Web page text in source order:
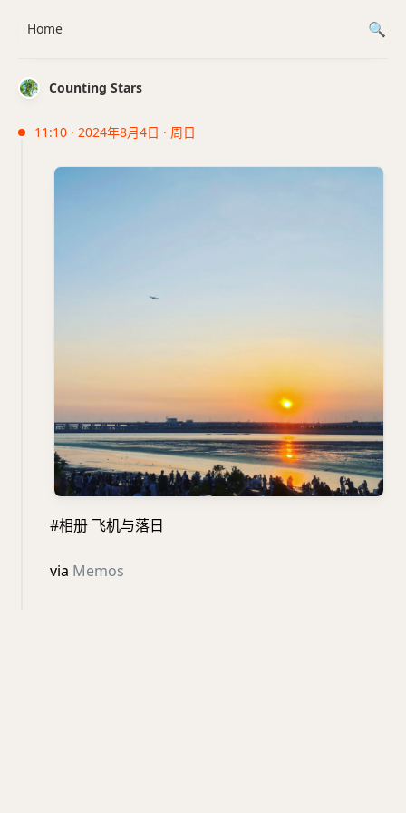
Counting Stars
11:10 · 2024年8月4日 · 周日
#相册 飞机与落日
via Memos
Home